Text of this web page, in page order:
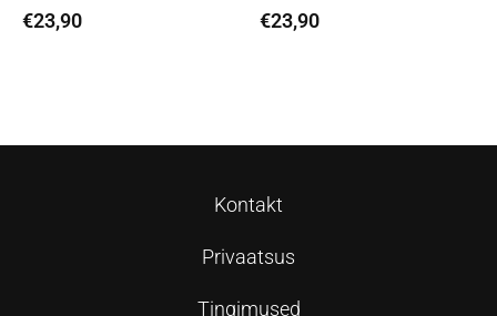
€23,90
€23,90
Kontakt
Privaatsus
Tingimused